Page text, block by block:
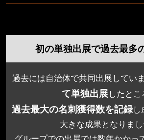
初の単独出展で過去最多
過去には自治体で共同出展してい
て単独出展したとこ
過去最大の名刺獲得数を記録し
大きな成果となりまし